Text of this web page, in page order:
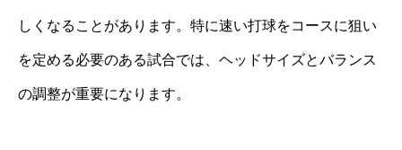
しくなることがあります。特に速い打球をコースに狙い
を定める必要のある試合では、ヘッドサイズとバランス
の調整が重要になります。